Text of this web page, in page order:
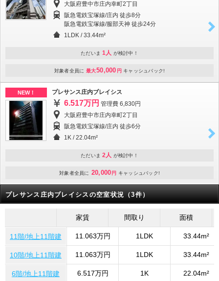
大阪府豊中市庄内幸町2丁目
阪急電鉄宝塚線/庄内 徒歩8分
阪急電鉄宝塚線/服部天神 徒歩24分
1LDK /33.44m²
ただいま 1人 が検討中！
対象者全員に 最大50,000 円 キャッシュバック!
NEW！ プレサンス庄内ブレイシス
6.517万円 管理費 6,830円
大阪府豊中市庄内幸町2丁目
阪急電鉄宝塚線/庄内 徒歩6分
1K /22.04m²
ただいま 2人 が検討中！
対象者全員に 20,000 円 キャッシュバック!
プレサンス庄内ブレイシスの空室状況（3件）
家賃 間取り 面積
11階/地上11階建 11.063万円 1LDK 33.44m²
10階/地上11階建 11.063万円 1LDK 33.44m²
6階/地上11階建 6.517万円 1K 22.04m²